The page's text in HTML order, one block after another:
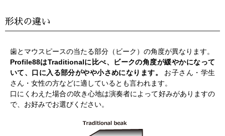
形状の違い
歯とマウスピースの当たる部分（ビーク）の角度が異なります。
Profile88はTraditionalに比べ、ビークの角度が緩やかになって
いて、口に入る部分がやや小さめになります。
お子さん・学生
さん・女性の方などに適しているとも言われます。
口にくわえた場合の吹き心地は演奏者によって好みがありますの
で、お好みでお選びください。